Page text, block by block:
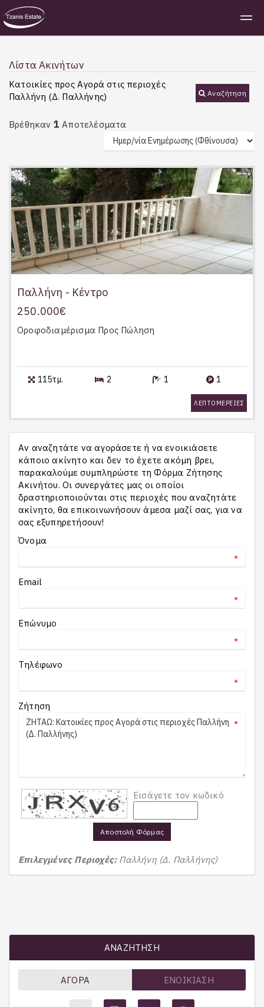
Λίστα Ακινήτων
Αναζήτηση
Κατοικίες προς Αγορά στις περιοχές
Παλλήνη (Δ. Παλλήνης)
Βρέθηκαν 1 Αποτελέσματα
Παλλήνη - Κέντρο
250.000€
Οροφοδιαμέρισμα Προς Πώληση
115τμ. 2 1 1
ΛΕΠΤΟΜΕΡΕΙΕΣ
Αν αναζητάτε να αγοράσετε ή να ενοικιάσετε
κάποιο ακίνητο και δεν το έχετε ακόμη βρει,
παρακαλούμε συμπληρώστε τη Φόρμα Ζήτησης
Ακινήτου. Οι συνεργάτες μας οι οποίοι
δραστηριοποιούνται στις περιοχές που αναζητάτε
ακίνητο, θα επικοινωνήσουν άμεσα μαζί σας, για να
σας εξυπηρετήσουν!
Όνομα
*
Email
*
Επώνυμο
*
Τηλέφωνο
*
Ζήτηση
*
Εισάγετε τον κωδικό
Αποστολή Φόρμας
Επιλεγμένες Περιοχές: Παλλήνη (Δ. Παλλήνης)
ΑΝΑΖΉΤΗΣΗ
ΑΓΟΡΆ ΕΝΟΙΚΊΑΣΗ